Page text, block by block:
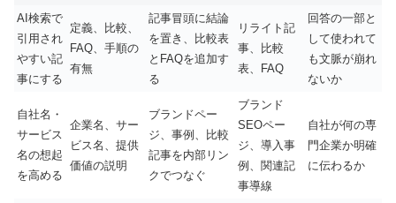
AI検索で
引用され
やすい記
事にする
定義、比較、
FAQ、手順の
有無
記事冒頭に結論
を置き、比較表
とFAQを追加す
る
リライト記
事、比較
表、FAQ
回答の一部と
して使われて
も文脈が崩れ
ないか
自社名・
サービス
名の想起
を高める
企業名、サー
ビス名、提供
価値の説明
ブランドペー
ジ、事例、比較
記事を内部リン
クでつなぐ
ブランド
SEOペー
ジ、導入事
例、関連記
事導線
自社が何の専
門企業か明確
に伝わるか